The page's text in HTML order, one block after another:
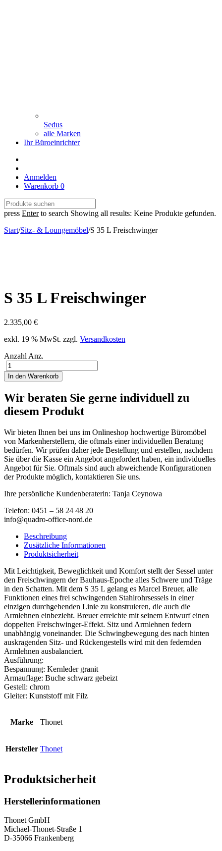
Sedus
alle Marken
Ihr Büroeinrichter
Anmelden
Warenkorb 0
press Enterto search Showing all results: Keine Produkte gefunden.
Start/Sitz- & Loungemöbel/S 35 L Freischwinger
S 35 L Freischwinger
2.335,00 €
exkl. 19 % MwSt. zzgl. Versandkosten
Anzahl Anz.
In den Warenkorb
Wir beraten Sie gerne individuell zu
diesem Produkt
Wir bieten Ihnen bei uns im Onlineshop hochwertige Büromöbel
von Markenherstellern, die oftmals einer individuellen Beratung
bedürfen. Wir prüfen daher jede Bestellung und erstellen, nachdem
Sie über die Kasse ein Angebot angefordert haben, ein individuelles
Angebot für Sie. Oftmals sind auch abweichende Konfigurationen
der Produkte möglich, kontaktieren Sie uns.
Ihre persönliche Kundenberaterin: Tanja Ceynowa
Telefon: 0451 – 58 24 48 20
info@quadro-office-nord.de
Beschreibung
Zusätzliche Informationen
Produktsicherheit
Mit Leichtigkeit, Beweglichkeit und Komfort stellt der Sessel unter
den Freischwingern der Bauhaus-Epoche alles Schwere und Träge
in den Schatten. Mit dem S 35 L gelang es Marcel Breuer, alle
Funktionen eines frei schwingenden Stahlrohrsessels in einer
einzigen durchgehenden Linie zu konstruieren, die auch die
Armlehnen einbezieht. Breuer erreichte mit seinem Entwurf einen
doppelten Freischwinger-Effekt. Sitz und Armlehnen federn
unabhängig voneinander. Die Schwingbewegung des nach hinten
auskragenden Sitz- und Rückengestells wird mit den federnden
Armlehnen ausbalanciert.
Ausführung:
Bespannung: Kernleder granit
Armauflage: Buche schwarz gebeizt
Gestell: chrom
Gleiter: Kunststoff mit Filz
Marke Thonet
Hersteller Thonet
Produktsicherheit
Herstellerinformationen
Thonet GmbH
Michael-Thonet-Straße 1
D-35066 Frankenberg